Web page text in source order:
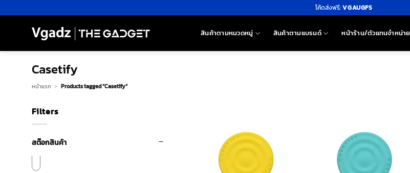
ไป
โค้ดส่งฟรี:VGAUGFS
สินค้าตามหมวดหมู่ สินค้าตามแบรนด์ หน้าร้าน/ตัวแทนจำหน่าย
Casetify
หน้าแรก > Products tagged “Casetify”
Filters
สต๊อกสินค้า